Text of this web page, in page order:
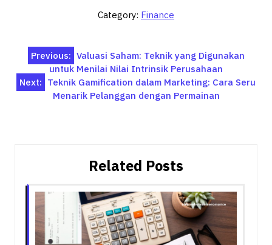
Category: Finance
Post
navigation
Previous: Valuasi Saham: Teknik yang Digunakan
untuk Menilai Nilai Intrinsik Perusahaan
Next: Teknik Gamification dalam Marketing: Cara Seru
Menarik Pelanggan dengan Permainan
Related Posts